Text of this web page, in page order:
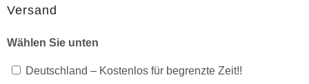
Versand
Wählen Sie unten
Deutschland – Kostenlos für begrenzte Zeit!!